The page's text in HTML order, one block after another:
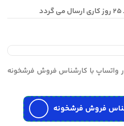
در واتساپ با کارشناس فروش فرشخونه
فروش فرشخونه